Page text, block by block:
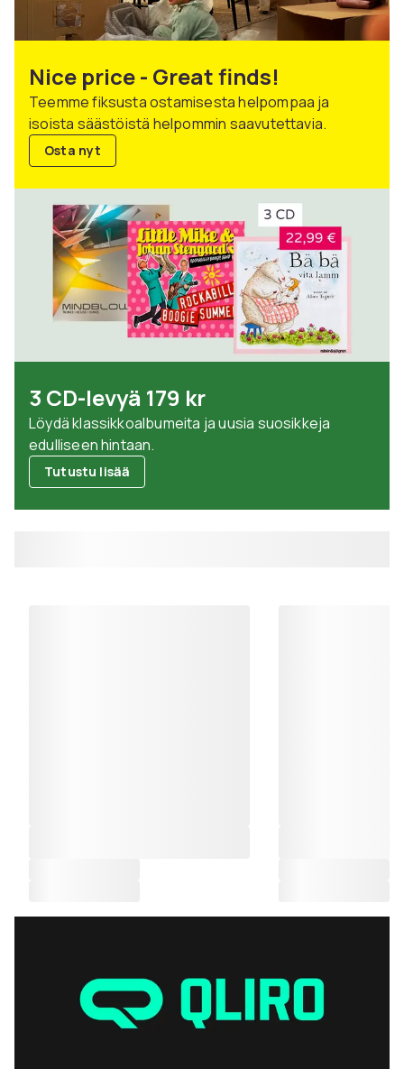
Nice price - Great finds!
Teemme fiksusta ostamisesta helpompaa ja
isoista säästöistä helpommin saavutettavia.
Osta nyt
3 CD-levyä 179 kr
Löydä klassikkoalbumeita ja uusia suosikkeja
edulliseen hintaan.
Tutustu lisää